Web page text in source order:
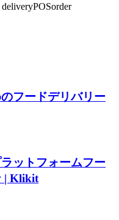
POSorder
フードデリバリー
ットフォームフー
| Klikit